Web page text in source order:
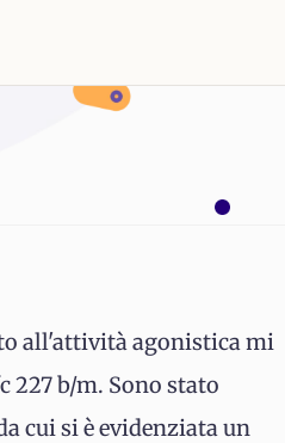
all'attività agonistica mi
227 b/m. Sono stato
cui si è evidenziata un